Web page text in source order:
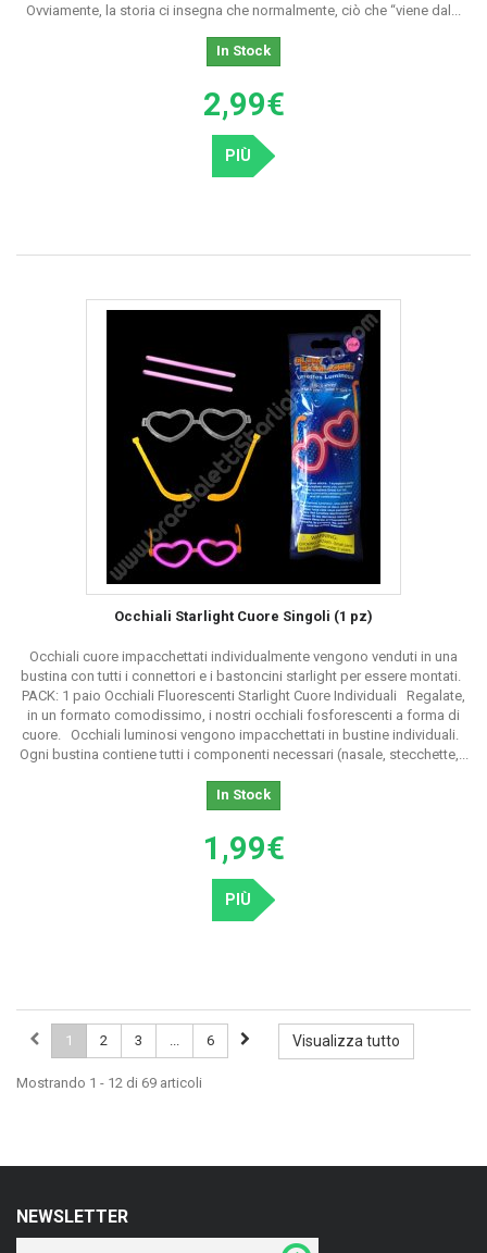
Ovviamente, la storia ci insegna che normalmente, ciò che “viene dal...
In Stock
2,99€
PIÙ
Occhiali Starlight Cuore Singoli (1 pz)
Occhiali cuore impacchettati individualmente vengono venduti in una
bustina con tutti i connettori e i bastoncini starlight per essere montati.
PACK: 1 paio Occhiali Fluorescenti Starlight Cuore Individuali Regalate,
in un formato comodissimo, i nostri occhiali fosforescenti a forma di
cuore. Occhiali luminosi vengono impacchettati in bustine individuali.
Ogni bustina contiene tutti i componenti necessari (nasale, stecchette,...
In Stock
1,99€
PIÙ
Visualizza tutto
1 2 3 ... 6
Mostrando 1 - 12 di 69 articoli
NEWSLETTER